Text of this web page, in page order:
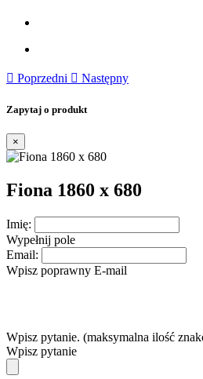
 Poprzedni  Następny
Zapytaj o produkt
×
Fiona 1860 x 680
Imię:
Wypełnij pole
Email:
Wpisz poprawny E-mail
Wpisz pytanie. (maksymalna ilość
Wpisz pytanie